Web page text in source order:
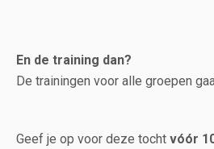
En de training dan?
De trainingen voor alle groepen
Geef je op voor deze tocht vóór